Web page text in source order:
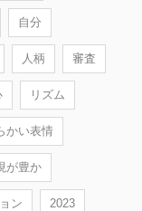
自分
人柄 審査
リズム
かい表情
が豊か
ン 2023